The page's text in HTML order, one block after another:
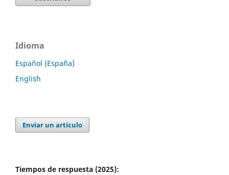
Idioma
Español (España)
English
Enviar un artículo
Tiempos de respuesta (2025):